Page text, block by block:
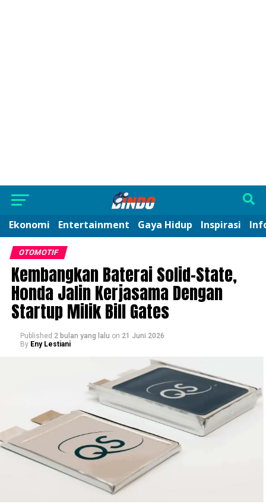
Ekonomi Entertainment Gaya Hidup Inspirasi
OTOMOTIF
Kembangkan Baterai Solid-State,
Honda Jalin Kerjasama Dengan
Startup Milik Bill Gates
Published 2 bulan yang lalu on 21 Juni 2026
By Eny Lestiani